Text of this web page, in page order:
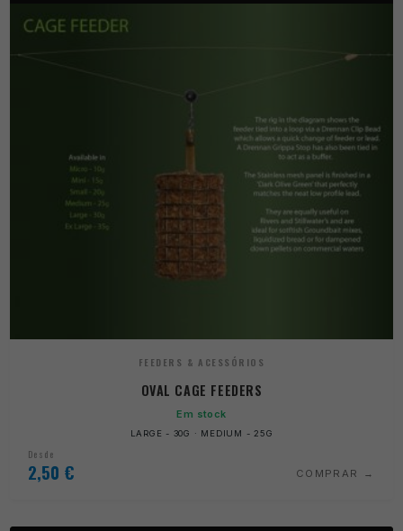
FEEDERS & ACESSÓRIOS
OVAL CAGE FEEDERS
Em stock
LARGE - 30G · MEDIUM - 25G
Desde
2,50 € COMPRAR